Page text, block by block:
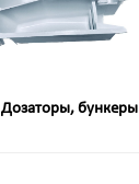
Дозаторы, бункеры